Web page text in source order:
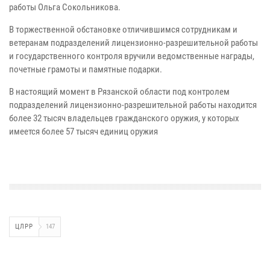
работы Ольга Сокольникова.
В торжественной обстановке отличившимся сотрудникам и
ветеранам подразделений лицензионно-разрешительной работы
и государственного контроля вручили ведомственные награды,
почетные грамоты и памятные подарки.
В настоящий момент в Рязанской области под контролем
подразделений лицензионно-разрешительной работы находится
более 32 тысяч владельцев гражданского оружия, у которых
имеется более 57 тысяч единиц оружия
ЦЛРР 147